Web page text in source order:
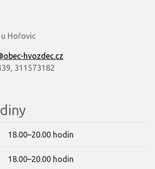
Hořovic
hvozdec.cz
311573182
18.00–20.00 hodin
18.00–20.00 hodin